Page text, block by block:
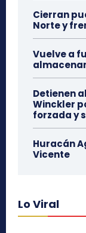
Cierran
Norte y
Vuelve a
Detienen
Winckler
forzada y
Huracán
Vicente
Lo Viral